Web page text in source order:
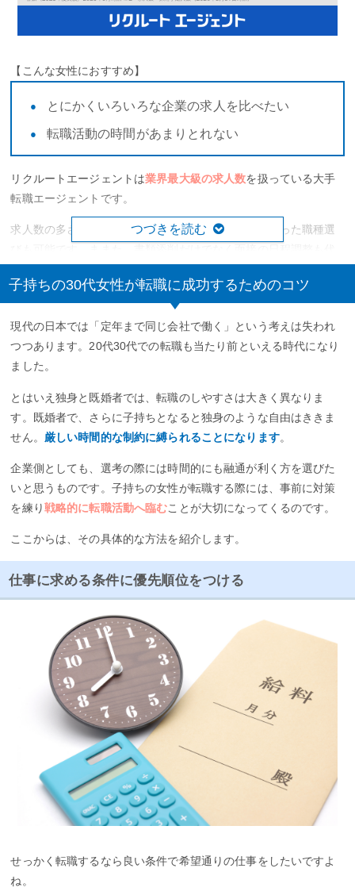
【こんな女性におすすめ】
とにかくいろいろな企業の求人を比べたい
転職活動の時間があまりとれない
リクルートエージェントは業界最大級の求人数を扱っている大手
転職エージェントです。
求人数の多さから扱っている職種も多く、働き方に合った職種選
さらに、リクルートエージェント独自のサービスであるAgent
Reportはキャリアアドバイザーからみた企業情報をまとめている
ので、企業選びにも役立ちます。
リクルートエージェントは求人数が多く、職種や業種に特化
していないので、具体的に希望職種や業種が決まっていなく
ても気軽に相談できますよ
＊ リクルートエージェントの詳しい評判をチェックする。
公式ページをみる ［PR］
つづきを読む
子持ちの30代女性が転職に成功するためのコツ
現代の日本では「定年まで同じ会社で働く」という考えは失われ
つつあります。20代30代での転職も当たり前といえる時代になり
ました。
とはいえ独身と既婚者では、転職のしやすさは大きく異なりま
す。既婚者で、さらに子持ちとなると独身のような自由はききま
せん。 厳しい時間的な制約に縛られることになります。
企業側としても、選考の際には時間的にも融通が利く方を選びた
いと思うものです。子持ちの女性が転職する際には、事前に対策
を練り戦略的に転職活動へ臨むことが大切になってくるのです。
ここからは、その具体的な方法を紹介します。
仕事に求める条件に優先順位をつける
せっかく転職するなら良い条件で希望通りの仕事をしたいですよ
ね。